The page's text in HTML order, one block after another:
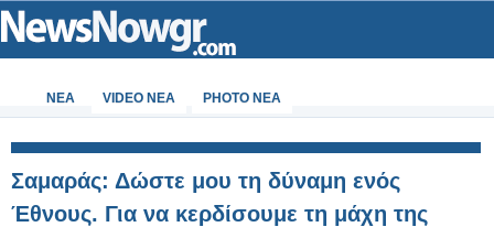
ΝΕΑ VIDEO NEA PHOTO NEA
Σαμαράς: Δώστε μου τη δύναμη ενός
Έθνους. Για να κερδίσουμε τη μάχη της